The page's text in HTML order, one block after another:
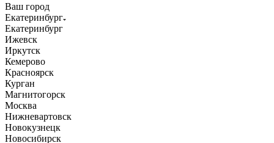
Ваш город
Екатеринбург
Екатеринбург
Ижевск
Иркутск
Кемерово
Красноярск
Курган
Магнитогорск
Москва
Нижневартовск
Новокузнецк
Новосибирск